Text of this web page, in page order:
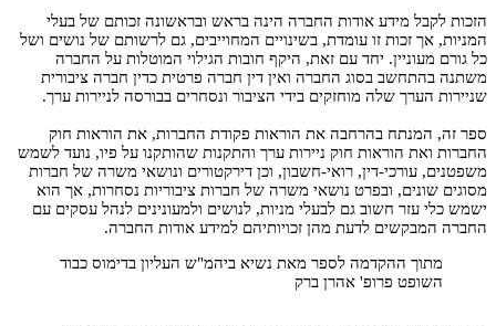
הזכות לקבל מידע אודות החברה הינה בראש ובראשונה זכותם של בעלי
המניות, אך זכות זו עומדת, בשינויים המחוייבים, גם לרשותם של נושים ושל
כל גורם מעוניין. יחד עם זאת, היקף חובות הגילוי המוטלות על החברה
משתנה בהתחשב בסוג החברה ואין דין חברה פרטית כדין חברה ציבורית
שניירות הערך שלה מוחזקים בידי הציבור ונסחרים בבורסה לניירות ערך.
ספר זה, המנתח בהרחבה את הוראות פקודת החברות, את הוראות חוק
החברות ואת הוראות חוק ניירות ערך והתקנות שהותקנו על פיו, נועד לשמש
משפטנים, עורכי-דין, רואי-חשבון, וכן דירקטורים ונושאי משרה של חברות
מסוגים שונים, ובפרט נושאי משרה של חברות ציבוריות נסחרות, אך הוא
ישמש כלי עזר חשוב גם לבעלי מניות, לנושים ולמעונינים לנהל עסקים עם
החברה המבקשים לדעת מהן זכויותיהם למידע אודות החברה.
מתוך ההקדמה לספר מאת נשיא ביהמ"ש העליון בדימוס כבוד
השופט פרופ' אהרן ברק